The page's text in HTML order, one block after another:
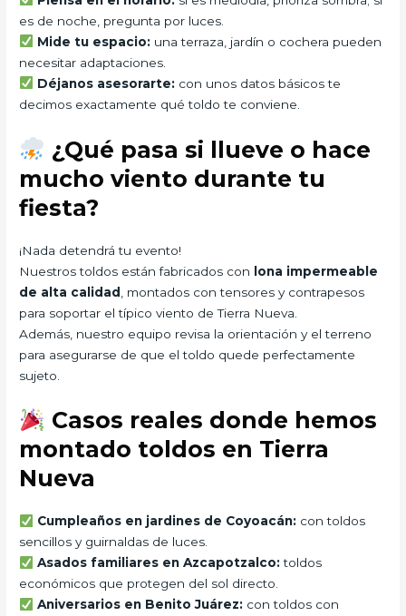
es de noche, pregunta por luces.
Mide tu espacio:una terraza, jardín o cochera pueden
necesitar adaptaciones.
Déjanos asesorarte:con unos datos básicos te
decimos exactamente qué toldo te conviene.
¿Qué pasa si llueve o hace
mucho viento durante tu
fiesta?
¡Nada detendrá tu evento!
Nuestros toldos están fabricados con lona impermeable
de alta calidad , montados con tensores y contrapesos
para soportar el típico viento de Tierra Nueva.
Además, nuestro equipo revisa la orientación y el terreno
para asegurarse de que el toldo quede perfectamente
sujeto.
Casos reales donde hemos
montado toldos en Tierra
Nueva
Cumpleaños en jardines de Coyoacán:con toldos
sencillos y guirnaldas de luces.
Asados familiares en Azcapotzalco:toldos
económicos que protegen del sol directo.
Aniversarios en Benito Juárez:con toldos con